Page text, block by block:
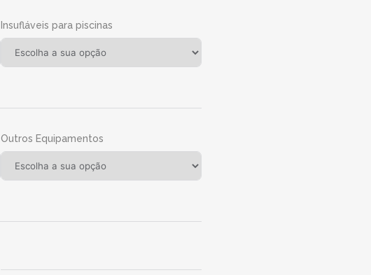
Insufláveis para piscinas
Outros Equipamentos